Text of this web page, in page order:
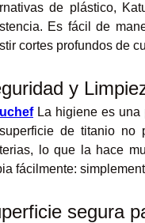
de plástico,
Es fácil de
cortes profundos de
y
La higiene es una
de titanio no
lo que la hace
fácilmente:
segura